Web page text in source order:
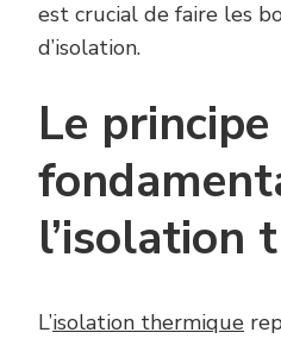
est crucial de faire les
d’isolation.
Le principe
l’isolation
L’isolation thermique